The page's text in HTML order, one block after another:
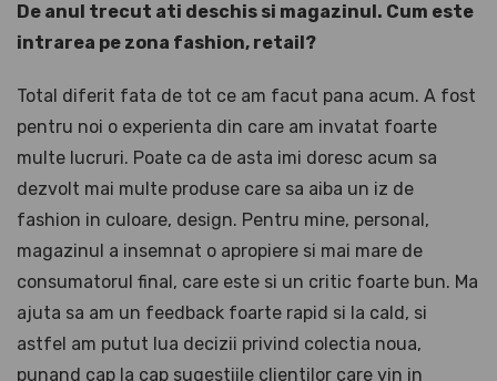
De anul trecut ati deschis si magazinul. Cum este
intrarea pe zona fashion, retail?
Total diferit fata de tot ce am facut pana acum. A fost
pentru noi o experienta din care am invatat foarte
multe lucruri. Poate ca de asta imi doresc acum sa
dezvolt mai multe produse care sa aiba un iz de
fashion in culoare, design. Pentru mine, personal,
magazinul a insemnat o apropiere si mai mare de
consumatorul final, care este si un critic foarte bun. Ma
ajuta sa am un feedback foarte rapid si la cald, si
astfel am putut lua decizii privind colectia noua,
punand cap la cap sugestiile clientilor care vin in